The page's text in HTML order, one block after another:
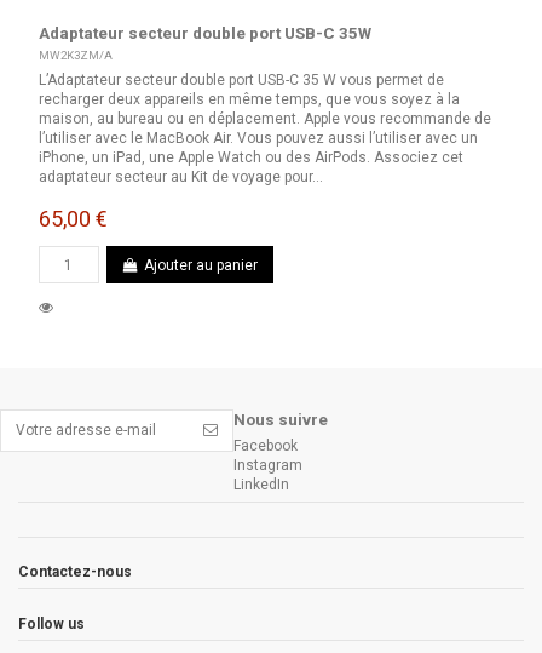
Adaptateur secteur double port USB-C 35W
MW2K3ZM/A
L’Adaptateur secteur double port USB-C 35 W vous permet de
recharger deux appareils en même temps, que vous soyez à la
maison, au bureau ou en déplacement. Apple vous recommande de
l’utiliser avec le MacBook Air. Vous pouvez aussi l’utiliser avec un
iPhone, un iPad, une Apple Watch ou des AirPods. Associez cet
adaptateur secteur au Kit de voyage pour...
65,00 €
Ajouter au panier
Nous suivre
Facebook
Instagram
LinkedIn
Contactez-nous
Follow us